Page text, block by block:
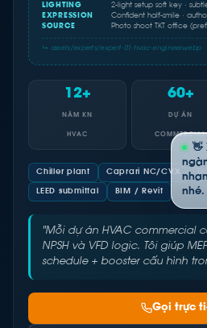
LIGHTING
2-light setup soft key ·
EXPRESSION
Confident half-smile ·
SOURCE
Photo shoot TKT office
↳ assets/experts/expert-01-hvac-engineer.webp
12+
NĂM KN
HVAC
60+
DỰ ÁN
COMMERCIAL
Chiller plant Caprari NC/CVX
LEED submittal BIM / Revit
"Mỗi dự án HVAC commercial
NPSH và VFD logic. Tôi giúp
schedule + booster cấu hình
Gọi trực
👋
nhé.